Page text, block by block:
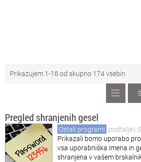
Pa Paint.net
Ve Večpredstavnost
Prikazujem 1-16 od skupno 174 vsebin
Pregled shranjenih gesel
Ostali programi podtalje |
Prikazali bomo uporabo
vsa uporabniška imena in
shranjena v vašem